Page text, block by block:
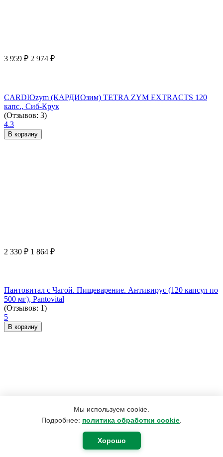
Мы используем cookie.
Подробнее: политика обработки cookie
Хорошо
3 959 ₽ 2 974 ₽
CARDIOzym (КАРДИОзим) TETRA ZYM EXTRACTS 120
капс., Сиб-Крук
(Отзывов: 3)
4.3
В корзину
2 330 ₽ 1 864 ₽
Пантовитал с Чагой. Пищеварение. Антивирус (120 капсул по
500 мг), Pantovital
(Отзывов: 1)
5
В корзину